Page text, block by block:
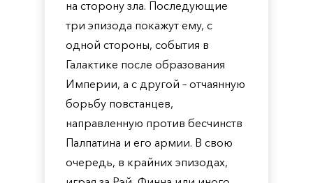
на сторону зла. Последующие
три эпизода покажут ему, с
одной стороны, события в
Галактике после образования
Империи, а с другой – отчаянную
борьбу повстанцев,
направленную против бесчинств
Палпатина и его армии. В свою
очередь, в крайних эпизодах,